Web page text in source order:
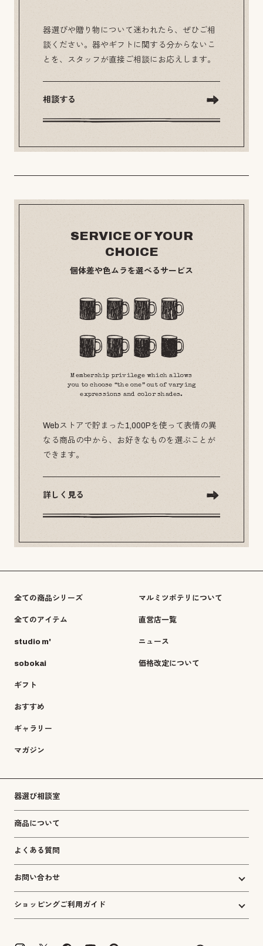
器選びや贈り物について迷われたら、ぜひご相
談ください。器やギフトに関する分からないこ
とを、スタッフが直接ご相談にお応えします。
相談する
SERVICE OF YOUR
CHOICE
個体差や色ムラを選べるサービス
Membership privilege which allows
you to choose “the one” out of varying
expressions and color shades.
Webストアで貯まった1,000Pを使って表情の異
なる商品の中から、お好きなものを選ぶことが
できます。
詳しく見る
全ての商品シリーズ
全てのアイテム
studio m'
sobokai
ギフト
おすすめ
ギャラリー
マガジン
マルミツポテリについて
直営店一覧
ニュース
価格改定について
器選び相談室
商品について
よくある質問
お問い合わせ
ショッピングご利用ガイド